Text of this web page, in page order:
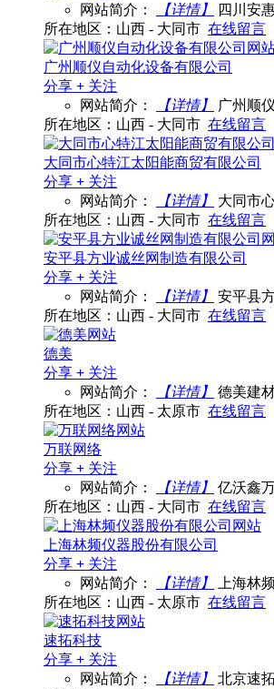
网站简介：
【详情】
四川安
所在地区：山西 - 大同市 在线留言
广州顺仪自动化设备有限公司
分享 + 关注
网站简介：
【详情】
广州顺
所在地区：山西 - 大同市 在线留言
大同市心特江太阳能商贸有限公司
分享 + 关注
网站简介：
【详情】
大同市
所在地区：山西 - 大同市 在线留言
安平县方业诚丝网制造有限公司
分享 + 关注
网站简介：
【详情】
安平县
所在地区：山西 - 大同市 在线留言
德美
分享 + 关注
网站简介：
【详情】
德美建
所在地区：山西 - 太原市 在线留言
万联网络
分享 + 关注
网站简介：
【详情】
亿沃鑫
所在地区：山西 - 大同市 在线留言
上海林频仪器股份有限公司
分享 + 关注
网站简介：
【详情】
上海林
所在地区：山西 - 太原市 在线留言
速拓科技
分享 + 关注
网站简介：
【详情】
北京速